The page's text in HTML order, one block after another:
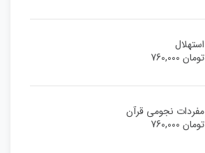
استهلال
تومان760,000
مفردات نجومی قرآن
تومان760,000